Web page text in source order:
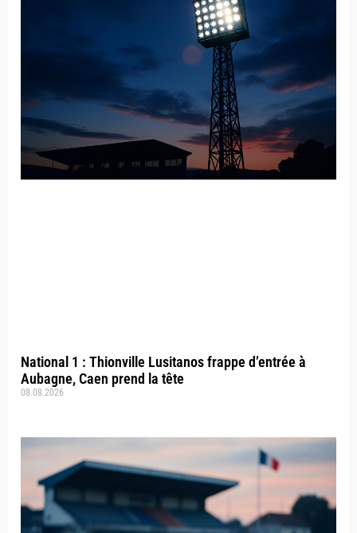
National 1 : Thionville Lusitanos frappe d’entrée à
Aubagne, Caen prend la tête
08.08.2026